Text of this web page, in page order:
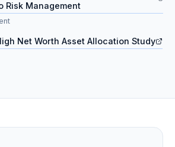
Risk Management
Net Worth Asset Allocation Study